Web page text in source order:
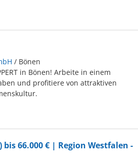
/ Bönen
in Bönen! Arbeite in einem
und profitiere von attraktiven
66.000 € | Region Westfalen -